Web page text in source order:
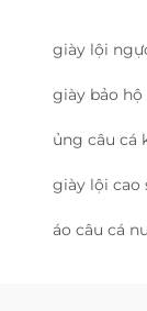
giày lội
giày bảo hộ
ủng câu cá
giày lội cao
áo câu cá